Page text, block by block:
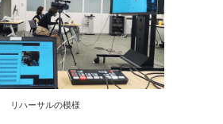
リハーサルの模様